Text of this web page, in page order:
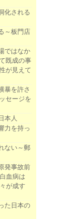
化される
～板門店
ではなか
既成の事
が見えて
暴を許さ
セージを
本人
力を持っ
ない～郵
発事故前
血病は
が成す
た日本の